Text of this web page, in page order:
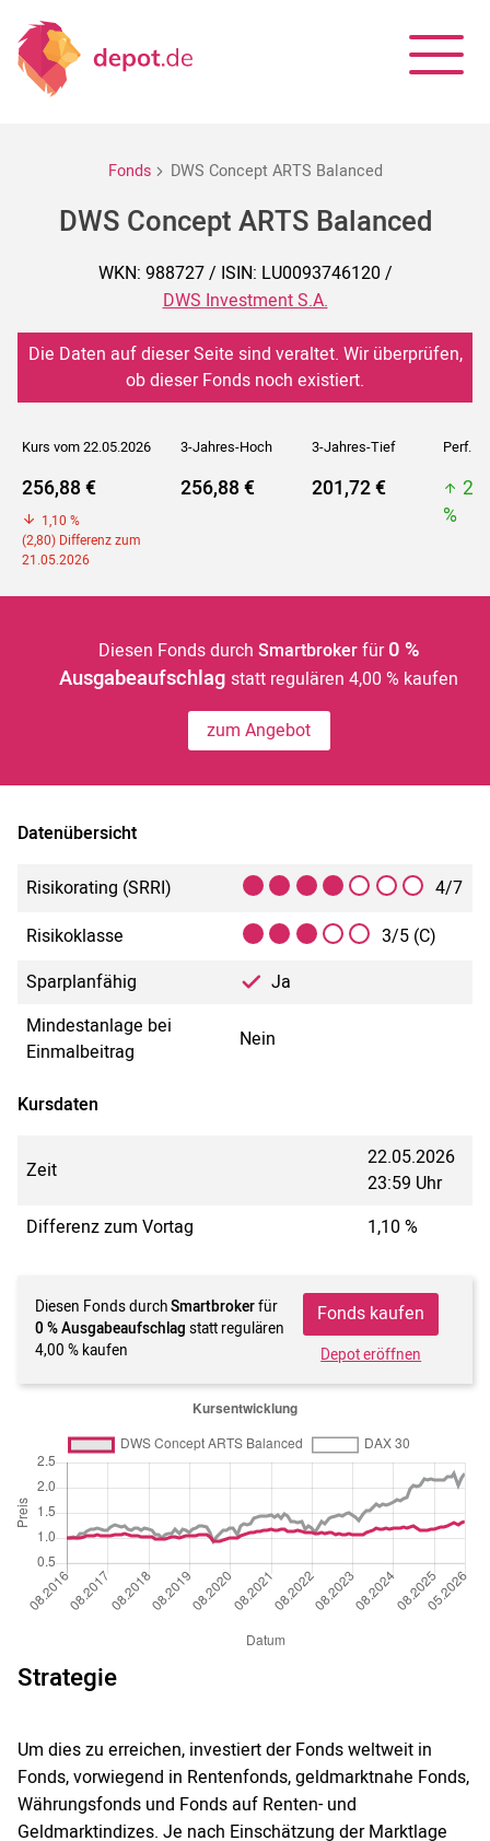
Fonds DWS Concept ARTS Balanced
DWS Concept ARTS Balanced
WKN: 988727 / ISIN: LU0093746120 /
DWS Investment S.A.
Die Daten auf dieser Seite sind veraltet. Wir überprüfen,
ob dieser Fonds noch existiert.
Kurs vom 22.05.2026 3-Jahres-Hoch 3-Jahres-Tief Perf. 5J
256,88 €
1,10 %
(2,80) Differenz zum
21.05.2026
256,88 € 201,72 €
%
Diesen Fonds durch Smartbrokerfür 0 %
Ausgabeaufschlagstatt regulären 4,00 % kaufen
zum Angebot
Datenübersicht
Risikorating (SRRI)
4/7
Risikoklasse
3/5 (C)
Sparplanfähig
Ja
Mindestanlage bei
Einmalbeitrag
Nein
Kursdaten
Zeit
22.05.2026
23:59 Uhr
Differenz zum Vortag
1,10 %
Diesen Fonds durchSmartbrokerfür
0 % Ausgabeaufschlag statt regulären
4,00 % kaufen
Fonds kaufen
Depot eröffnen
Strategie
Um dies zu erreichen, investiert der Fonds weltweit in
Fonds, vorwiegend in Rentenfonds, geldmarktnahe Fonds,
Währungsfonds und Fonds auf Renten- und
Geldmarktindizes. Je nach Einschätzung der Marktlage